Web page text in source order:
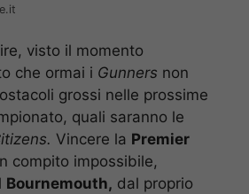
visto il momento
che ormai i Gunners non
grossi nelle prossime
quali saranno le
Vincere la Premier
compito impossibile,
Bournemouth, dal proprio